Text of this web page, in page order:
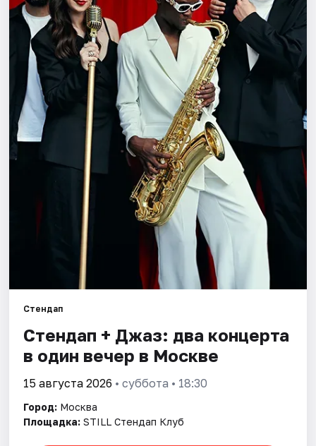
События
Города
Площадки
Артисты
Рейтинги
Стендап
Стендап + Джаз: два концерта
в один вечер в Москве
15 августа 2026 • суббота • 18:30
Город: Москва
Площадка: STILL Стендап Клуб